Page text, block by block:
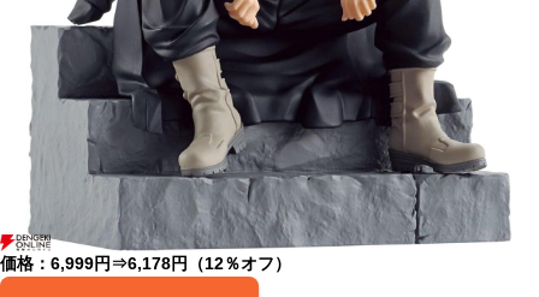
価格：6,999円⇒6,178円（12％オフ）